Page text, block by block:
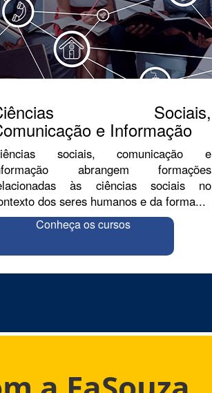
Sociais,
e Informação
sociais, comunicação e
abrangem formações
às ciências sociais no
dos seres humanos e da forma...
Conheça os cursos